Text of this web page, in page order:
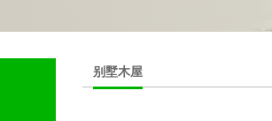
别墅木屋